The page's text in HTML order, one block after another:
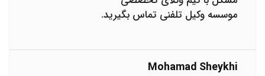
موسسه وکیل تلفنی تماس بگیرید.
Mohamad Sheykhi